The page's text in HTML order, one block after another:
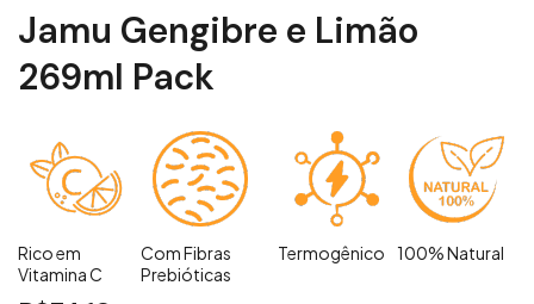
Jamu Gengibre e Limão
269ml Pack
Rico em
Vitamina C
Com Fibras
Prebióticas
Termogênico 100% Natural